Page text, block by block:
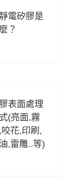
電矽膠是
？
表面處理
(亮面,霧
花,印刷,
,雷雕..等)